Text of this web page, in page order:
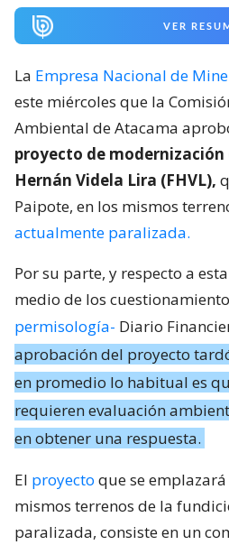
VER
La Empresa Nacional de
este miércoles que la
Ambiental de Atacama
proyecto de modernización
Hernán Videla Lira (FHVL),
Paipote, en los mismos
actualmente paralizada.
Por su parte, y respecto a
medio de los
permisología- Diario
aprobación del proyecto
en promedio lo habitual es
requieren evaluación
en obtener una respuesta.
El proyecto que se
mismos terrenos de la
paralizada, consiste en un